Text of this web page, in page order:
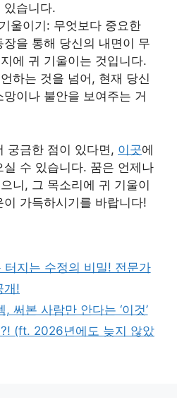
있습니다.
울이기: 무엇보다 중요한
을 통해 당신의 내면이 무
에 귀 기울이는 것입니다.
하는 것을 넘어, 현재 당신
이나 불안을 보여주는 거
궁금한 점이 있다면, 이곳에
수 있습니다. 꿈은 언제나
니, 그 목소리에 귀 기울이
가득하시기를 바랍니다!
터지는 수정의 비밀! 전문가
개!
써본 사람만 안다는 ‘이것’
(ft. 2026년에도 늦지 않았